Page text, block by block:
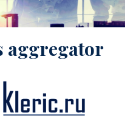
aggregator